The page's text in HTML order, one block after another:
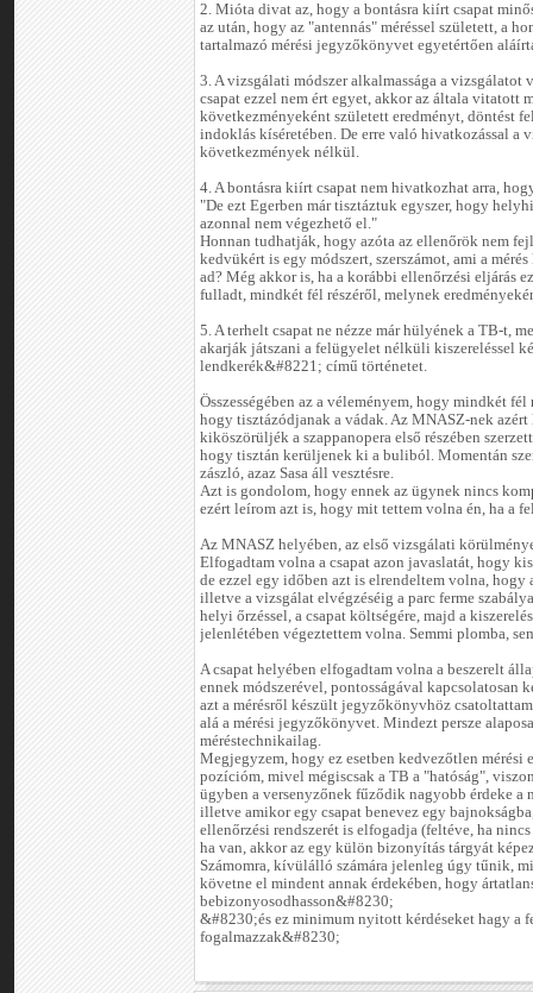
2. Mióta divat az, hogy a bontásra kiírt csapat
az után, hogy az "antennás" méréssel született, a
tartalmazó mérési jegyzőkönyvet egyetértően
3. A vizsgálati módszer alkalmassága a vizsgálatot
csapat ezzel nem ért egyet, akkor az általa vitatott
következményeként született eredményt, döntést
indoklás kíséretében. De erre való hivatkozással a
következmények nélkül.
4. A bontásra kiírt csapat nem hivatkozhat arra,
"De ezt Egerben már tisztáztuk egyszer, hogy
azonnal nem végezhető el."
Honnan tudhatják, hogy azóta az ellenőrök nem
kedvükért is egy módszert, szerszámot, ami a
ad? Még akkor is, ha a korábbi ellenőrzési eljárás
fulladt, mindkét fél részéről, melynek
5. A terhelt csapat ne nézze már hülyének a TB-t,
akarják játszani a felügyelet nélküli kiszereléssel
lendkerék&#8221; című történetet.
Összességében az a véleményem, hogy mindkét
hogy tisztázódjanak a vádak. Az MNASZ-nek
kiköszörüljék a szappanopera első részében
hogy tisztán kerüljenek ki a buliból. Momentán
zászló, azaz Sasa áll vesztésre.
Azt is gondolom, hogy ennek az ügynek nincs
ezért leírom azt is, hogy mit tettem volna én, ha a
Az MNASZ helyében, az első vizsgálati
Elfogadtam volna a csapat azon javaslatát, hogy
de ezzel egy időben azt is elrendeltem volna, hogy
illetve a vizsgálat elvégzéséig a parc ferme
helyi őrzéssel, a csapat költségére, majd a
jelenlétében végeztettem volna. Semmi plomba,
A csapat helyében elfogadtam volna a beszerelt
ennek módszerével, pontosságával kapcsolatosan
azt a mérésről készült jegyzőkönyvhöz
alá a mérési jegyzőkönyvet. Mindezt persze
méréstechnikailag.
Megjegyzem, hogy ez esetben kedvezőtlen mérési
pozícióm, mivel mégiscsak a TB a "hatóság",
ügyben a versenyzőnek fűződik nagyobb érdeke a
illetve amikor egy csapat benevez egy
ellenőrzési rendszerét is elfogadja (feltéve, ha
ha van, akkor az egy külön bizonyítás tárgyát
Számomra, kívülálló számára jelenleg úgy tűnik,
követne el mindent annak érdekében, hogy
bebizonyosodhasson&#8230;
&#8230;és ez minimum nyitott kérdéseket hagy a
fogalmazzak&#8230;